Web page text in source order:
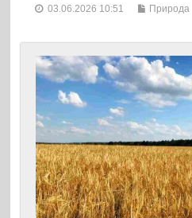
03.06.2026 10:51 Природа